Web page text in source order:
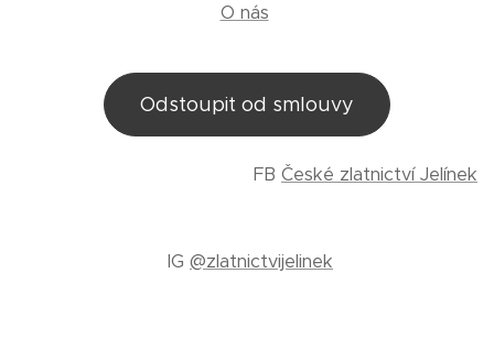
O nás
Odstoupit od smlouvy
FB České zlatnictví Jelínek
IG @zlatnictvijelinek